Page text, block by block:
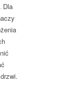
Dla